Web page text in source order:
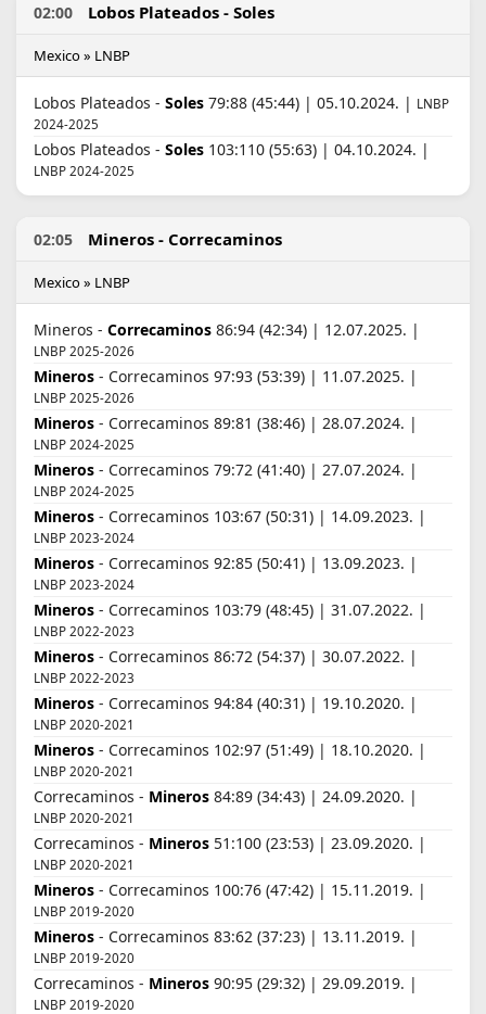
02:00 Lobos Plateados - Soles
Mexico » LNBP
Lobos Plateados - Soles 79:88 (45:44) | 05.10.2024. | LNBP
2024-2025
Lobos Plateados - Soles 103:110 (55:63) | 04.10.2024. |
LNBP 2024-2025
02:05 Mineros - Correcaminos
Mexico » LNBP
Mineros - Correcaminos 86:94 (42:34) | 12.07.2025. |
LNBP 2025-2026
Mineros - Correcaminos 97:93 (53:39) | 11.07.2025. |
LNBP 2025-2026
Mineros - Correcaminos 89:81 (38:46) | 28.07.2024. |
LNBP 2024-2025
Mineros - Correcaminos 79:72 (41:40) | 27.07.2024. |
LNBP 2024-2025
Mineros - Correcaminos 103:67 (50:31) | 14.09.2023. |
LNBP 2023-2024
Mineros - Correcaminos 92:85 (50:41) | 13.09.2023. |
LNBP 2023-2024
Mineros - Correcaminos 103:79 (48:45) | 31.07.2022. |
LNBP 2022-2023
Mineros - Correcaminos 86:72 (54:37) | 30.07.2022. |
LNBP 2022-2023
Mineros - Correcaminos 94:84 (40:31) | 19.10.2020. |
LNBP 2020-2021
Mineros - Correcaminos 102:97 (51:49) | 18.10.2020. |
LNBP 2020-2021
Correcaminos - Mineros 84:89 (34:43) | 24.09.2020. |
LNBP 2020-2021
Correcaminos - Mineros 51:100 (23:53) | 23.09.2020. |
LNBP 2020-2021
Mineros - Correcaminos 100:76 (47:42) | 15.11.2019. |
LNBP 2019-2020
Mineros - Correcaminos 83:62 (37:23) | 13.11.2019. |
LNBP 2019-2020
Correcaminos - Mineros 90:95 (29:32) | 29.09.2019. |
LNBP 2019-2020